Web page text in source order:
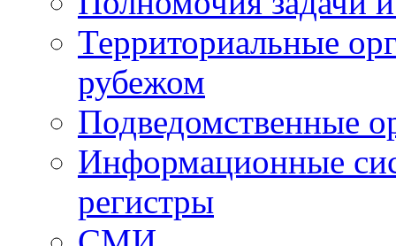
Территориальные
рубежом
Подведомственные
Информационные
регистры